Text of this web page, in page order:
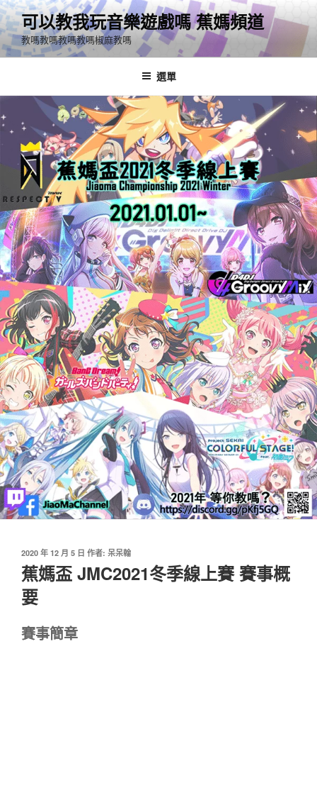
跳
至
主
要
容
可以教我玩音樂遊戲嗎 蕉媽頻道
教嗎教嗎教嗎教嗎椒麻教嗎
選單
發
佈
於
2020 年 12 月 5 日 作者: 呆呆翰
蕉媽盃 JMC2021冬季線上賽 賽事概
要
賽事簡章